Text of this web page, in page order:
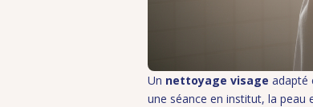
Un nettoyage visage adapté
une séance en institut, la peau